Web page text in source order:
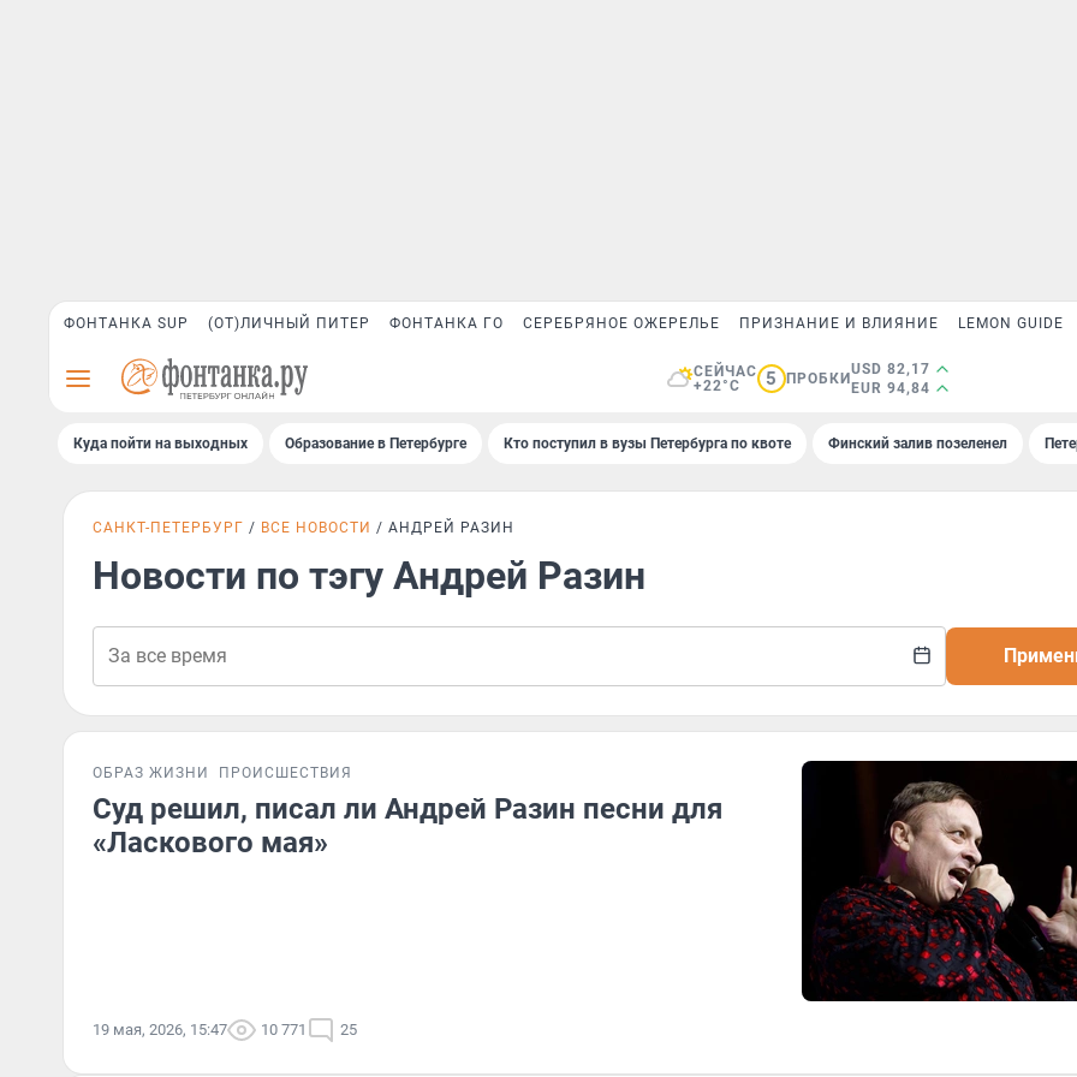
ФОНТАНКА SUP (ОТ)ЛИЧНЫЙ ПИТЕР ФОНТАНКА ГО СЕРЕБРЯНОЕ ОЖЕРЕЛЬЕ ПРИЗНАНИЕ И ВЛИЯНИЕ LEMON GUIDE
СЕЙЧАС
+22°C
5 ПРОБКИ
USD 82,17
EUR 94,84
Куда пойти на выходных Образование в Петербурге Кто поступил в вузы Петербурга по квоте Финский залив позеленел
САНКТ-ПЕТЕРБУРГ ВСЕ НОВОСТИ АНДРЕЙ РАЗИН
Новости по тэгу Андрей Разин
ОБРАЗ ЖИЗНИ ПРОИСШЕСТВИЯ
Суд решил, писал ли Андрей Разин песни для
«Ласкового мая»
19 мая, 2026, 15:47 10 771 25